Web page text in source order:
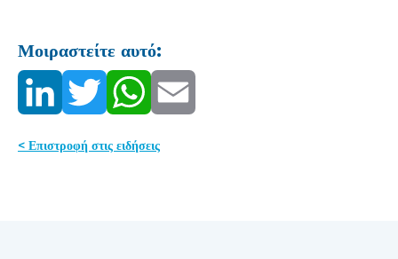
Μοιραστείτε αυτό:
< Επιστροφή στις ειδήσεις